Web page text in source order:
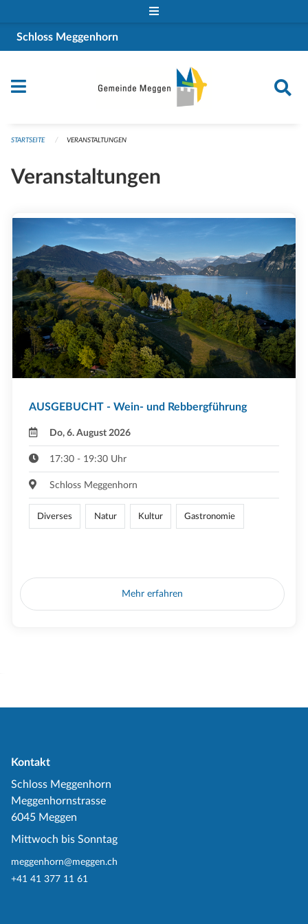
Schloss Meggenhorn
STARTSEITE VERANSTALTUNGEN
Veranstaltungen
AUSGEBUCHT - Wein- und Rebbergführung
Do, 6. August 2026
17:30 - 19:30 Uhr
Schloss Meggenhorn
Diverses Natur Kultur Gastronomie
Mehr erfahren
Kontakt
Schloss Meggenhorn
Meggenhornstrasse
6045 Meggen
Mittwoch bis Sonntag
meggenhorn@meggen.ch
+41 41 377 11 61